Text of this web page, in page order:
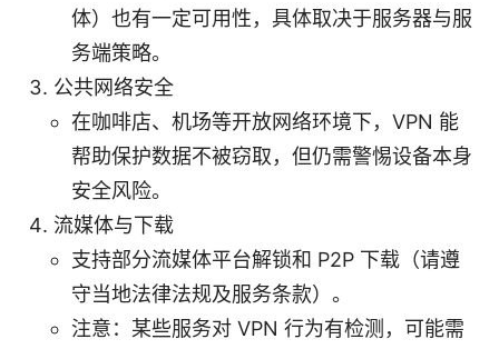
体）也有一定可用性，具体取决于服务器与服
务端策略。
公共网络安全
在咖啡店、机场等开放网络环境下，VPN 能
帮助保护数据不被窃取，但仍需警惕设备本身
安全风险。
流媒体与下载
支持部分流媒体平台解锁和 P2P 下载（请遵
守当地法律法规及服务条款）。
注意：某些服务对 VPN 行为有检测，可能需